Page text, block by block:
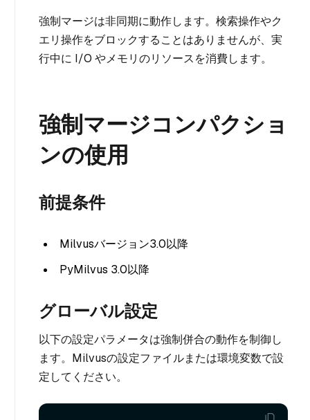
強制マージは非同期に動作します。検索操作やク
エリ操作をブロックすることはありませんが、実
行中に I/O やメモリのリソースを消費します。
強制マージコンパクショ
ンの使用
前提条件
Milvusバージョン3.0以降
PyMilvus 3.0以降
グローバル設定
以下の設定パラメータは強制併合の動作を制御し
ます。Milvusの設定ファイルまたは環境変数で設
定してください。